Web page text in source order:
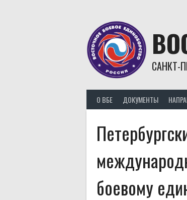
САНКТ-
О ВБЕ ДОКУМЕНТЫ
боевому